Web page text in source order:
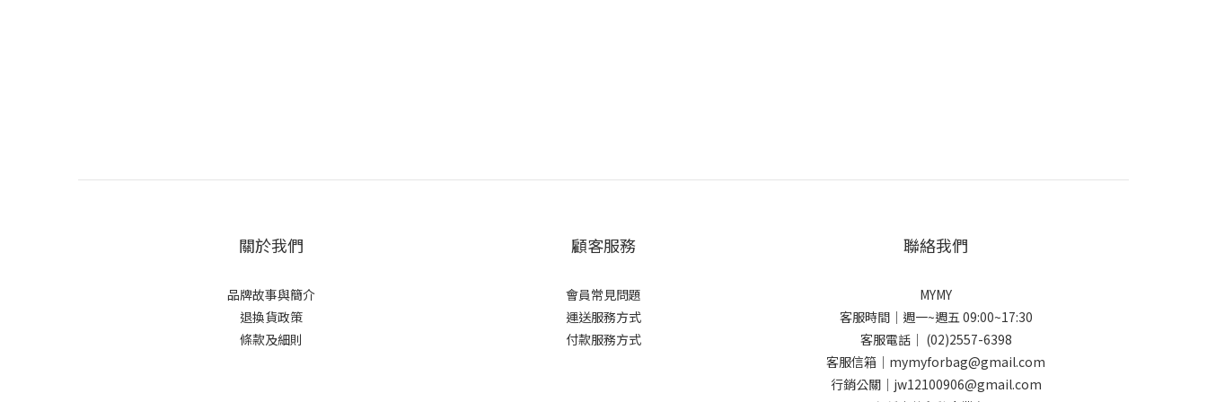
關於我們
品牌故事與簡介
退換貨政策
條款及細則
顧客服務
會員常見問題
運送服務方式
付款服務方式
聯絡我們
MYMY
客服時間｜週一~週五 09:00~17:30
客服電話｜ (02)2557-6398
客服信箱｜mymyforbag@gmail.com
行銷公關｜jw12100906@gmail.com